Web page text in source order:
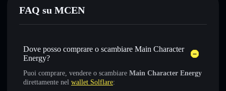
FAQ su MCEN
Dove posso comprare o scambiare Main Character
Energy?
Puoi comprare, vendere o scambiare Main Character Energy
direttamente nel wallet Solflare: